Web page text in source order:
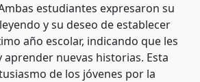
estudiantes expresaron su
y su deseo de establecer
año escolar, indicando que les
aprender nuevas historias. Esta
de los jóvenes por la